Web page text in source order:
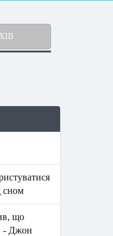
сном
що
- Джон